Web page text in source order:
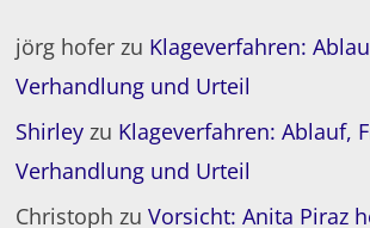
jörg hofer zu Klageverfahren:
Verhandlung und Urteil
Shirley zu Klageverfahren: Ablauf,
Verhandlung und Urteil
Christoph zuVorsicht: Anita Piraz